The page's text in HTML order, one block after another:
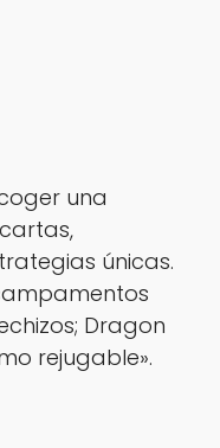
una
únicas.
Dragon
rejugable».